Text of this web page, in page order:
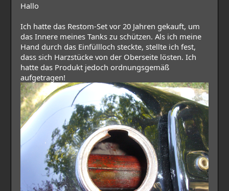
Hallo
Ich hatte das Restom-Set vor 20 Jahren gekauft, um
das Innere meines Tanks zu schützen. Als ich meine
Hand durch das Einfüllloch steckte, stellte ich fest,
dass sich Harzstücke von der Oberseite lösten. Ich
hatte das Produkt jedoch ordnungsgemäß
aufgetragen!